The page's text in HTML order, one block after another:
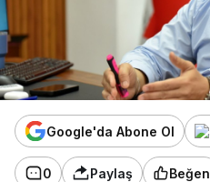
Google'da Abone Ol
0 Paylaş Beğen